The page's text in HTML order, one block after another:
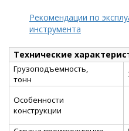
Рекомендации по
инструмента
Технические
Грузоподъемность,
тонн
Особенности
конструкции